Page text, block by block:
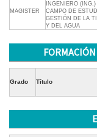
MAGISTER
INGENIERO
CAMPO DE
GESTIÓN DE LA
Y DEL AGUA
Grado Título